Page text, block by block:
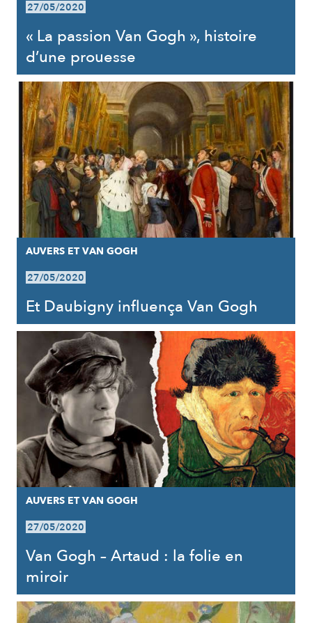
27/05/2020
« La passion Van Gogh », histoire
d’une prouesse
AUVERS ET VAN GOGH
27/05/2020
Et Daubigny influença Van Gogh
AUVERS ET VAN GOGH
27/05/2020
Van Gogh – Artaud : la folie en
miroir